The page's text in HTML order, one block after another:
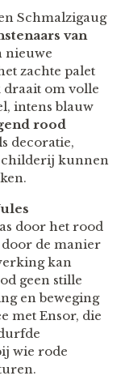
Schmalzigaug
van
nieuwe
zachte palet
om volle
intens blauw
rood
decoratie,
kunnen
door het rood
de manier
kan
geen stille
en beweging
met Ensor, die
wie rode